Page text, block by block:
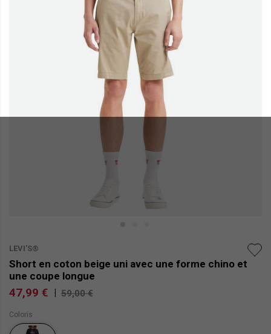
LEVI'S®
Short en coton beige uni avec une forme chino et
une coupe longue
47,99 € 59,00 €
Coloris